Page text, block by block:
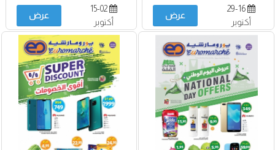
29-16
أكتوبر
عرض
15-02
أكتوبر
عرض